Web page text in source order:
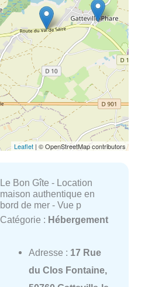
Leaflet | © OpenStreetMap contributors
Le Bon Gîte - Location
maison authentique en
bord de mer - Vue p
Catégorie : Hébergement
Adresse : 17 Rue
du Clos Fontaine,